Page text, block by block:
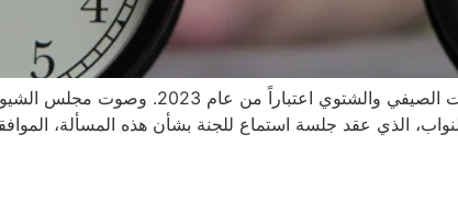
وافق مجلس الشيوخ الأمريكي على قرار من شأنه
الذي عقد جلسة استماع للجنة بشأن هذه المسألة،